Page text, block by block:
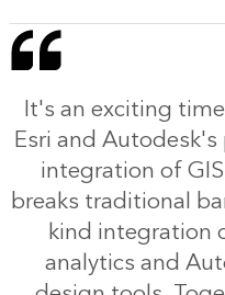
It's an exciting
Esri and
integration of
breaks traditional
kind integration
analytics and